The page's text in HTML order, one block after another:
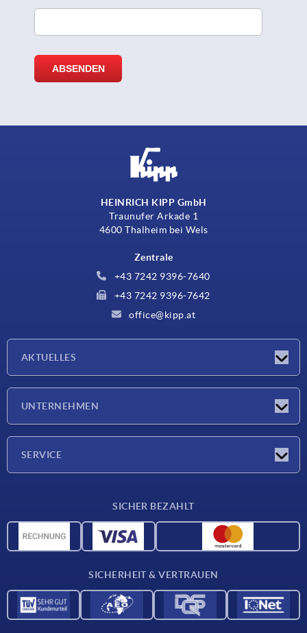
HEINRICH KIPP GmbH
Traunufer Arkade 1
4600 Thalheim bei Wels
Zentrale
+43 7242 9396-7640
+43 7242 9396-7642
office@kipp.at
AKTUELLES
UNTERNEHMEN
SERVICE
CAD-Daten
Für Lieferanten
SICHER BEZAHLT
SICHERHEIT & VERTRAUEN